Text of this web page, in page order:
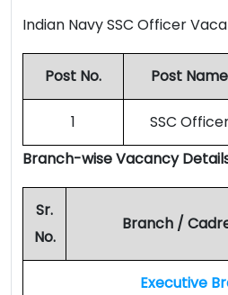
Indian Navy SSC Officer
Post No. Post Name
1 SSC
Branch-wise Vacancy
Sr.
No.
Branch /
Executive